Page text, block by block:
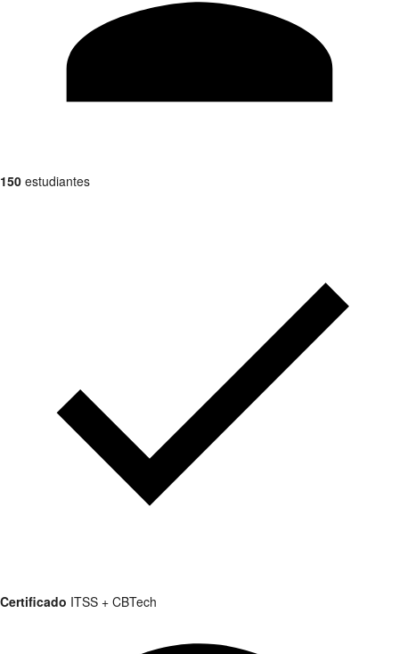
150 estudiantes
Certificado ITSS + CBTech